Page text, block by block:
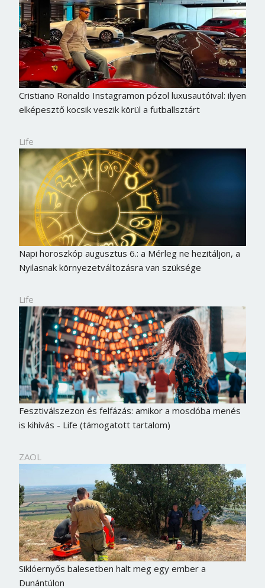
Cristiano Ronaldo Instagramon pózol luxusautóival: ilyen
elképesztő kocsik veszik körül a futballsztárt
Life
Napi horoszkóp augusztus 6.: a Mérleg ne hezitáljon, a
Nyilasnak környezetváltozásra van szüksége
Life
Fesztiválszezon és felfázás: amikor a mosdóba menés
is kihívás - Life (támogatott tartalom)
ZAOL
Siklóernyős balesetben halt meg egy ember a
Dunántúlon
Borsonline bejelentkezés
E-mail cím vagy felhasználónév